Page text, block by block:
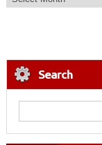
Search